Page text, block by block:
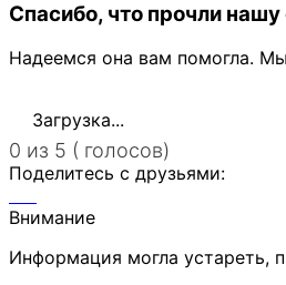
Спасибо, что прочли
Надеемся она вам помогла.
Загрузка...
0 из 5 ( голосов)
Поделитесь с друзьями:
Внимание
Информация могла устареть,